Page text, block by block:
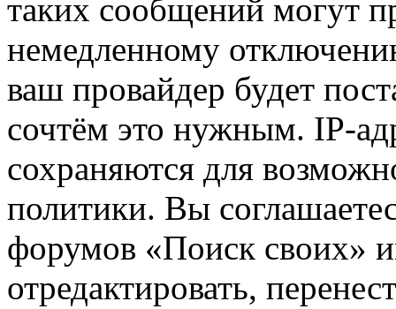
таких сообщений могут
немедленному
ваш провайдер будет
сочтём это нужным. IP-
сохраняются для
политики. Вы
форумов «Поиск своих»
отредактировать,